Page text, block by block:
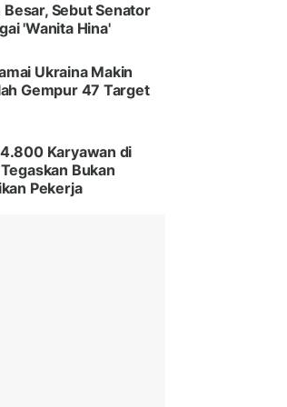
Sebut Senator
'Wanita Hina'
Ukraina Makin
Gempur 47 Target
Karyawan di
Bukan
Pekerja